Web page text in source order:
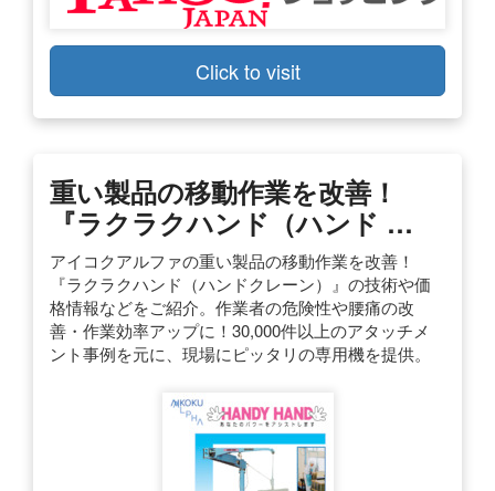
Click to visit
重い製品の移動作業を改善！
『ラクラクハンド（ハンド …
アイコクアルファの重い製品の移動作業を改善！
『ラクラクハンド（ハンドクレーン）』の技術や価
格情報などをご紹介。作業者の危険性や腰痛の改
善・作業効率アップに！30,000件以上のアタッチメ
ント事例を元に、現場にピッタリの専用機を提供。